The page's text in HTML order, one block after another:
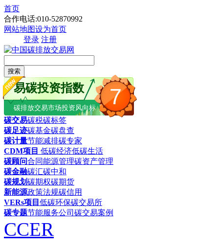
首页
合作电话:010-52870992
网站地图设为首页
登录 注册
搜索
7
易碳投资指数
碳排放交易市场投资风向标
碳交易碳税碳标签
碳足迹碳基金碳盘查
碳计量节能减排碳专家
CDM项目 低碳经济低碳生活
碳顾问合同能源管理碳资产管理
碳金融碳汇碳中和
碳规划碳期权碳期货
新能源政策法规碳信用
VERs项目 低碳环保碳交易所
碳专题节能服务公司 碳交易案例
CCER